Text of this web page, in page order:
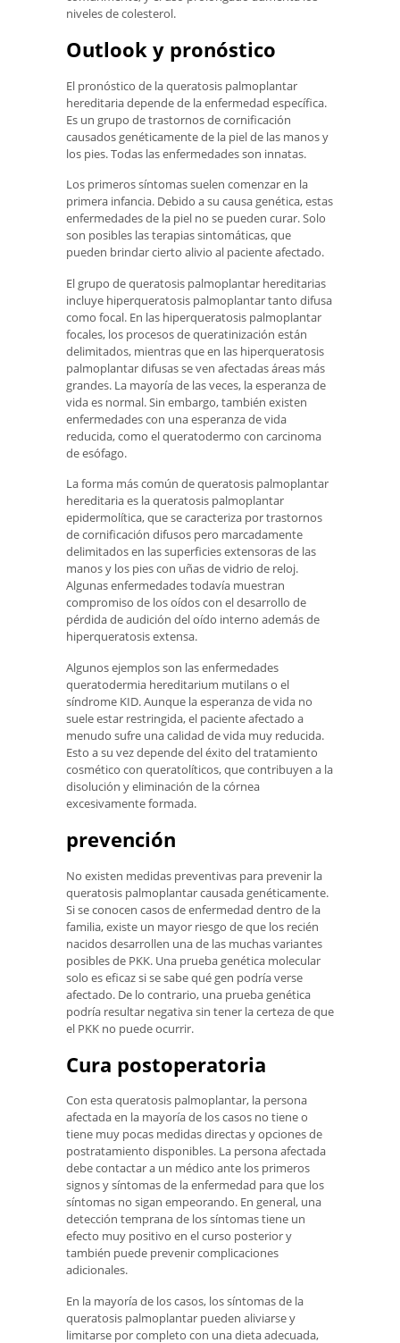
niveles de colesterol.
Outlook y pronóstico
El pronóstico de la queratosis palmoplantar
hereditaria depende de la enfermedad específica.
Es un grupo de trastornos de cornificación
causados ​​genéticamente de la piel de las manos y
los pies. Todas las enfermedades son innatas.
Los primeros síntomas suelen comenzar en la
primera infancia. Debido a su causa genética, estas
enfermedades de la piel no se pueden curar. Solo
son posibles las terapias sintomáticas, que
pueden brindar cierto alivio al paciente afectado.
El grupo de queratosis palmoplantar hereditarias
incluye hiperqueratosis palmoplantar tanto difusa
como focal. En las hiperqueratosis palmoplantar
focales, los procesos de queratinización están
delimitados, mientras que en las hiperqueratosis
palmoplantar difusas se ven afectadas áreas más
grandes. La mayoría de las veces, la esperanza de
vida es normal. Sin embargo, también existen
enfermedades con una esperanza de vida
reducida, como el queratodermo con carcinoma
de esófago.
La forma más común de queratosis palmoplantar
hereditaria es la queratosis palmoplantar
epidermolítica, que se caracteriza por trastornos
de cornificación difusos pero marcadamente
delimitados en las superficies extensoras de las
manos y los pies con uñas de vidrio de reloj.
Algunas enfermedades todavía muestran
compromiso de los oídos con el desarrollo de
pérdida de audición del oído interno además de
hiperqueratosis extensa.
Algunos ejemplos son las enfermedades
queratodermia hereditarium mutilans o el
síndrome KID. Aunque la esperanza de vida no
suele estar restringida, el paciente afectado a
menudo sufre una calidad de vida muy reducida.
Esto a su vez depende del éxito del tratamiento
cosmético con queratolíticos, que contribuyen a la
disolución y eliminación de la córnea
excesivamente formada.
prevención
No existen medidas preventivas para prevenir la
queratosis palmoplantar causada genéticamente.
Si se conocen casos de enfermedad dentro de la
familia, existe un mayor riesgo de que los recién
nacidos desarrollen una de las muchas variantes
posibles de PKK. Una prueba genética molecular
solo es eficaz si se sabe qué gen podría verse
afectado. De lo contrario, una prueba genética
podría resultar negativa sin tener la certeza de que
el PKK no puede ocurrir.
Cura postoperatoria
Con esta queratosis palmoplantar, la persona
afectada en la mayoría de los casos no tiene o
tiene muy pocas medidas directas y opciones de
postratamiento disponibles. La persona afectada
debe contactar a un médico ante los primeros
signos y síntomas de la enfermedad para que los
síntomas no sigan empeorando. En general, una
detección temprana de los síntomas tiene un
efecto muy positivo en el curso posterior y
también puede prevenir complicaciones
adicionales.
En la mayoría de los casos, los síntomas de la
queratosis palmoplantar pueden aliviarse y
limitarse por completo con una dieta adecuada,